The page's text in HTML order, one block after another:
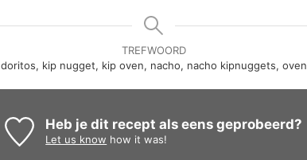
TREFWOORD
doritos, kip nugget, kip oven, nacho, nacho kipnuggets, oven
Heb je dit recept als eens geprobeerd?
Let us know how it was!